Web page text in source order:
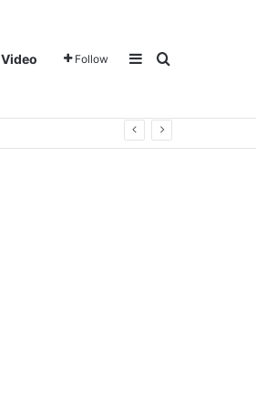
Video Follow Sidebar
Traži